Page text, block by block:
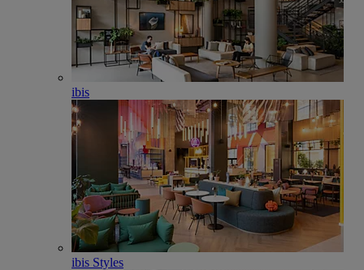
ibis
ibis Styles